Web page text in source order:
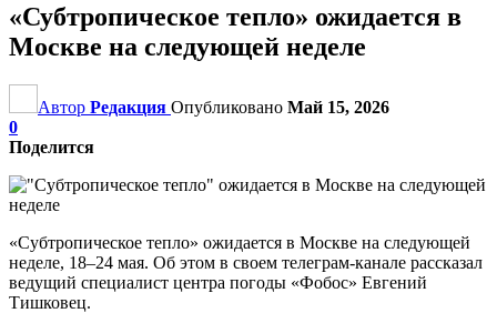
«Субтропическое тепло» ожидается в
Москве на следующей неделе
Автор Редакция Опубликовано Май 15, 2026
0
Поделится
«Субтропическое тепло» ожидается в Москве на следующей
неделе, 18–24 мая. Об этом в своем телеграм-канале рассказал
ведущий специалист центра погоды «Фобос» Евгений
Тишковец.